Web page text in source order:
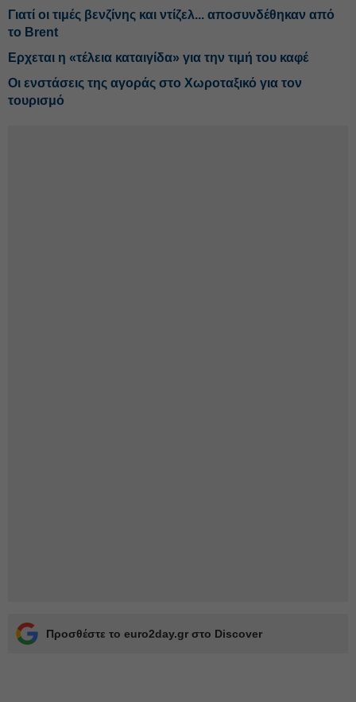
Γιατί οι τιμές βενζίνης και ντίζελ... αποσυνδέθηκαν από
το Brent
Ερχεται η «τέλεια καταιγίδα» για την τιμή του καφέ
Οι ενστάσεις της αγοράς στο Χωροταξικό για τον
τουρισμό
Προσθέστε το euro2day.gr στο Discover